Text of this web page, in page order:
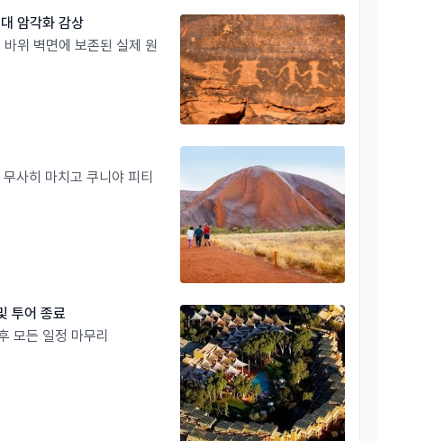
암각화 감상
위 벽면에 보존된 실제 원
사히 마치고 쿠니야 피티
투어 종료
모든 일정 마무리